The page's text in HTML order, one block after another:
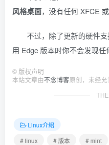
风格桌面，没有任何 XFCE 或
不过，除了更新的硬件
用 Edge 版本时你不会发现任
© 版权声明
本站文章由不念博客原创，未经允
Linux介绍
# linux
# 版本 # mint